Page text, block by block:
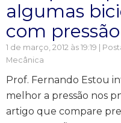
algumas
com
1 de março, 2012 às 19:19 |
Mecânica
Prof. Fernando Estou
melhor a pressão nos
artigo que compare